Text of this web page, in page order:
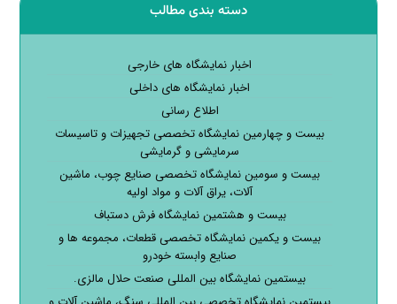
دسته بندی مطالب
اخبار نمایشگاه های خارجی
اخبار نمایشگاه های داخلی
اطلاع رسانی
بیست و چهارمین نمایشگاه تخصصی تجهیزات و تاسیسات
سرمایشی و گرمایشی
بیست و سومین نمایشگاه تخصصی صنایع چوب، ماشین
آلات، یراق آلات و مواد اولیه
بیست و هشتمین نمایشگاه فرش دستباف
بیست و یکمین نمایشگاه تخصصی قطعات، مجموعه ها و
صنایع وابسته خودرو
بیستمین نمایشگاه بین المللی صنعت حلال مالزی.